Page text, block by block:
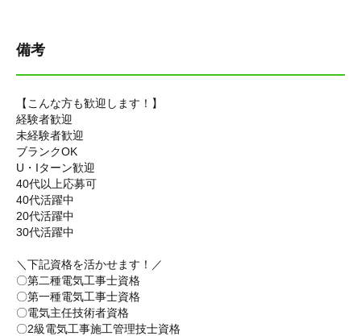
備考
【こんな方も歓迎します！】
経験者歓迎
未経験者歓迎
ブランクOK
U・Iターン歓迎
40代以上応募可
40代活躍中
20代活躍中
30代活躍中
＼下記資格を活かせます！／
〇第二種電気工事士資格
〇第一種電気工事士資格
〇電気主任技術者資格
〇2級電気工事施工管理技士資格